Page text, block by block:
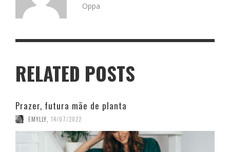
Oppa
RELATED POSTS
Prazer, futura mãe de planta
EMYLLY 14/07/2022